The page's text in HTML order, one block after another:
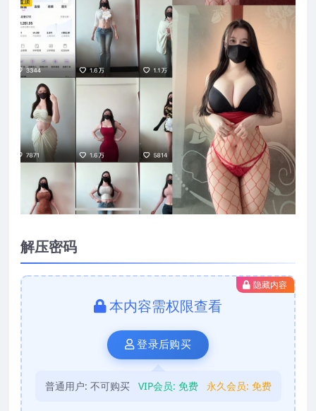
解压密码
隐藏内容
本内容需权限查看
登录后购买
普通用户: 不可购买 VIP会员: 免费 永久会员: 免费